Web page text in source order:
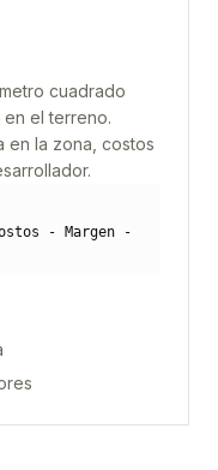
cuadrado
el terreno.
en la zona, costos
- Margen -